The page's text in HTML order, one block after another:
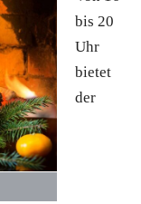
bis 20
Uhr
bietet
der